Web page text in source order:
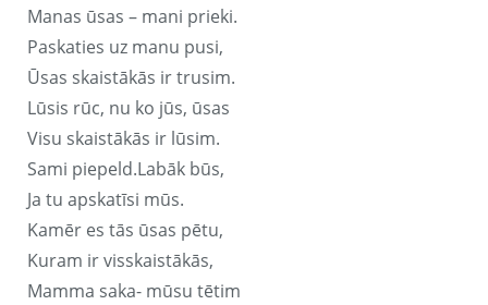
Manas ūsas – mani prieki.
Paskaties uz manu pusi,
Ūsas skaistākās ir trusim.
Lūsis rūc, nu ko jūs, ūsas
Visu skaistākās ir lūsim.
Sami piepeld.Labāk būs,
Ja tu apskatīsi mūs.
Kamēr es tās ūsas pētu,
Kuram ir visskaistākās,
Mamma saka- mūsu tētim